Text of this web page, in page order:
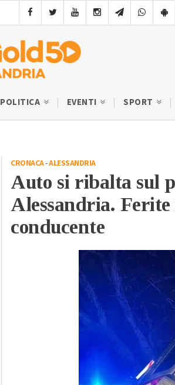
POLITICA EVENTI SPORT
CRONACA-ALESSANDRIA
Auto si ribalta sul
Alessandria.
conducente